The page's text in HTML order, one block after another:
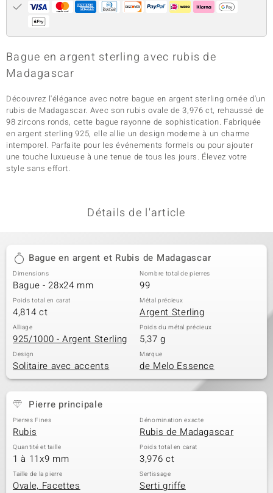
Bague en argent sterling avec rubis de
Madagascar
Découvrez l'élégance avec notre bague en argent sterling ornée d'un
rubis de Madagascar. Avec son rubis ovale de 3,976 ct, rehaussé de
98 zircons ronds, cette bague rayonne de sophistication. Fabriquée
en argent sterling 925, elle allie un design moderne à un charme
intemporel. Parfaite pour les événements formels ou pour ajouter
une touche luxueuse à une tenue de tous les jours. Élevez votre
style sans effort.
Détails de l'article
Bague en argent et Rubis de Madagascar
Dimensions
Bague - 28x24 mm
Nombre total de pierres
99
Poids total en carat
4,814 ct
Métal précieux
Argent Sterling
Alliage
925/1000 - Argent Sterling
Poids du métal précieux
5,37 g
Design
Solitaire avec accents
Marque
de Melo Essence
Pierre principale
Pierres Fines
Rubis
Dénomination exacte
Rubis de Madagascar
Quantité et taille
1 à 11x9 mm
Poids total en carat
3,976 ct
Taille de la pierre
Ovale, Facettes
Sertissage
Serti griffe